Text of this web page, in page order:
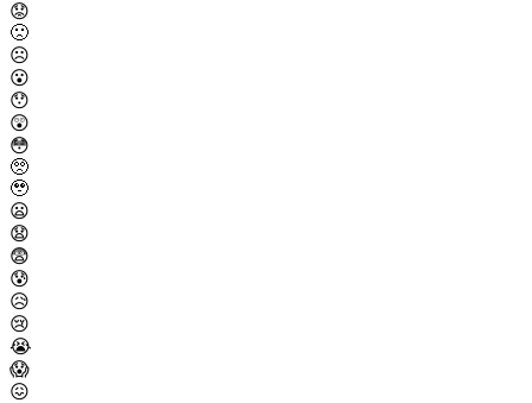
😟
🙁
☹️
😮
😯
😲
😳
🥺
🥹
😦
😧
😨
😰
😥
😢
😭
😱
😖